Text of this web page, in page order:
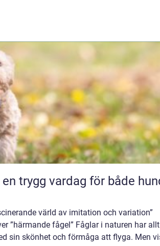
värld av imitation och variation”
”härmande fågel” Fåglar i naturen har
sin skönhet och förmåga att flyga. Men